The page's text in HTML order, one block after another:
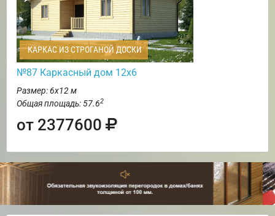
КАРКАС ИЗ СТРОГАНОЙ ДОСКИ
№87 Каркасный дом 12х6
Размер: 6х12 м
Общая площадь: 57.62
от 2377600